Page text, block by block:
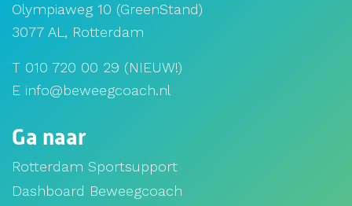
Olympiaweg 10 (GreenStand)
3077 AL, Rotterdam
T 010 720 00 29 (NIEUW!)
E info@beweegcoach.nl
Ga naar
Rotterdam Sportsupport
Dashboard Beweegcoach